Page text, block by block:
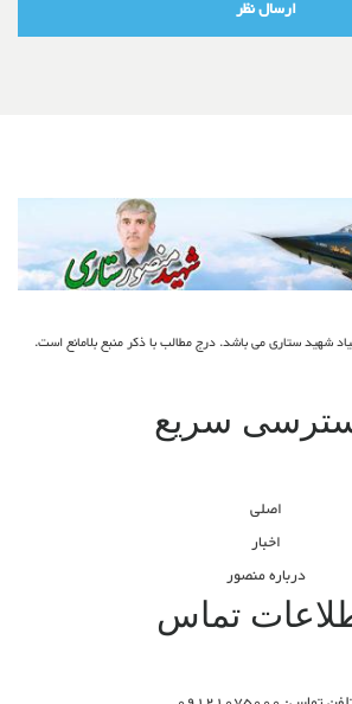
ارسال نظر
شهید ستاری می باشد. درج مطالب با ذکر منبع بلامانع است.
سریع
اصلی
اخبار
درباره منصور
تماس